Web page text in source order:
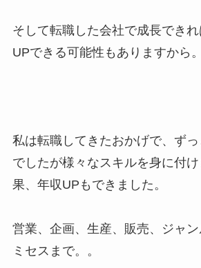
そして転職した会社で成長でき
UPできる可能性もありますから。
私は転職してきたおかげで、ず
でしたが様々なスキルを身に付
果、年収UPもできました。
営業、企画、生産、販売、ジャ
ミセスまで。。